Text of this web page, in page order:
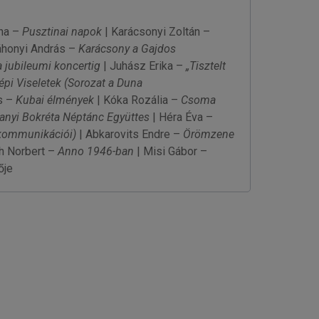
– Pusztinai napok| Karácsonyi Zoltán –
András – Karácsony a Gajdos
jubileumi koncertig | Juhász Erika – „Tisztelt
Viseletek (Sorozat a Duna
– Kubai élmények| Kóka Rozália – Csoma
Bokréta Néptánc Együttes | Héra Éva –
| Abkarovits Endre – Örömzene
Norbert – Anno 1946-ban | Misi Gábor –